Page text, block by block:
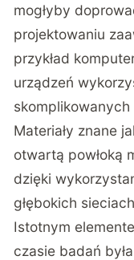
mogłyby
projektowaniu
przykład
urządzeń
skomplikowanych
Materiały znane
otwartą powłoką
dzięki
głębokich
Istotnym
czasie badań